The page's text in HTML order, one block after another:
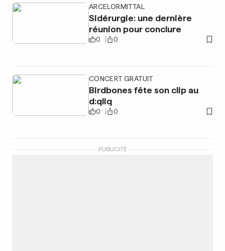
ARCELORMITTAL
Sidérurgie: une dernière
réunion pour conclure
0 0
CONCERT GRATUIT
Birdbones fête son clip au
d:qliq
0 0
PUBLICITÉ